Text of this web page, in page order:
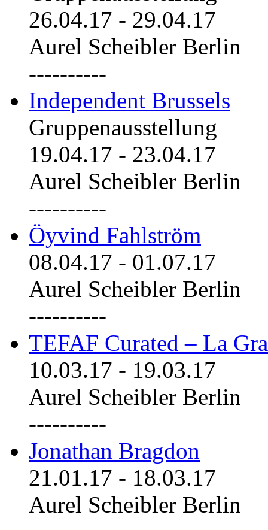
26.04.17 - 29.04.17
Aurel Scheibler Berlin
----------
Independent Brussels
Gruppenausstellung
19.04.17 - 23.04.17
Aurel Scheibler Berlin
----------
Öyvind Fahlström
08.04.17 - 01.07.17
Aurel Scheibler Berlin
----------
TEFAF Curated – La
10.03.17 - 19.03.17
Aurel Scheibler Berlin
----------
Jonathan Bragdon
21.01.17 - 18.03.17
Aurel Scheibler Berlin